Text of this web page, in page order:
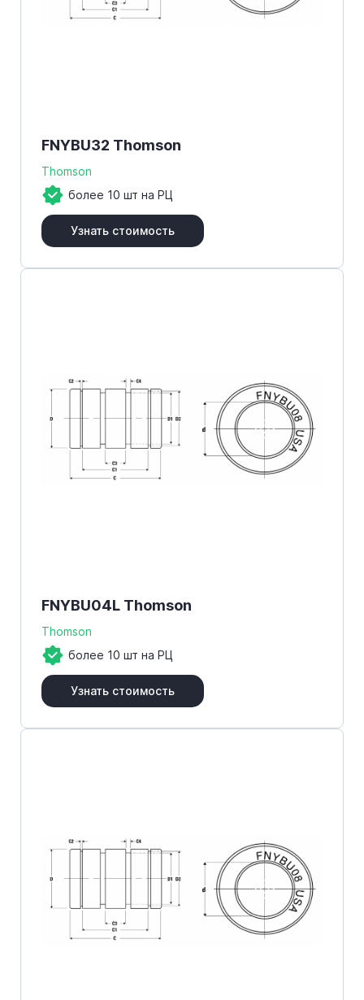
FNYBU32 Thomson
Thomson
более 10 шт на РЦ
Узнать стоимость
FNYBU04L Thomson
Thomson
более 10 шт на РЦ
Узнать стоимость